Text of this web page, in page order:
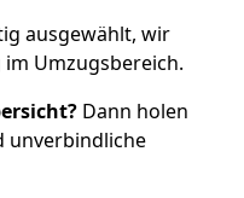
ausgewählt, wir
im Umzugsbereich.
Dann holen
unverbindliche